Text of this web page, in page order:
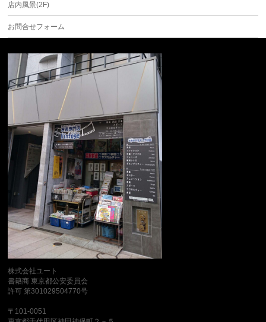
店内風景(2F)
お問合せフォーム
株式会社ユート
書籍商 東京都公安委員会
許可 第301029504770号
〒101-0051